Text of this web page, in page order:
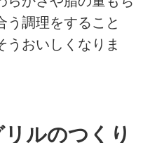
う調理をすること
うおいしくなりま
ルのつくり